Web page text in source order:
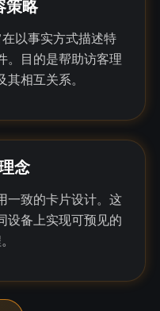
策略
以事实方式描述特
。目的是帮助访客理
相互关系。
念
一致的卡片设计。这
设备上实现可预见的